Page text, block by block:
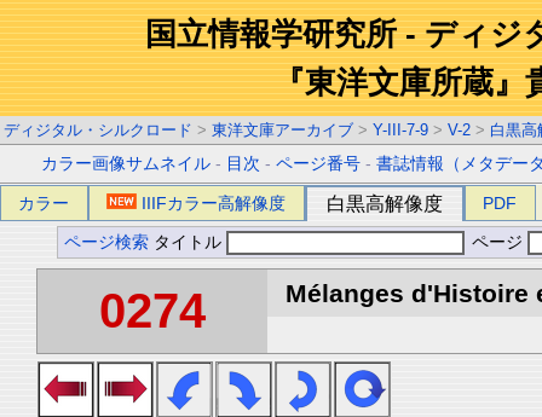
国立情報学研究所 - ディジ
『東洋文庫所蔵』
ディジタル・シルクロード > 東洋文庫アーカイブ > Y-III-7-9 > V-2 > 白黒高
カラー画像サムネイル - 目次 -ページ番号 -書誌情報（メタデー
カラー IIIFカラー高解像度 白黒高解像度 PDF
ページ検索 タイトル ページ
0274 Mélanges d'Histoire